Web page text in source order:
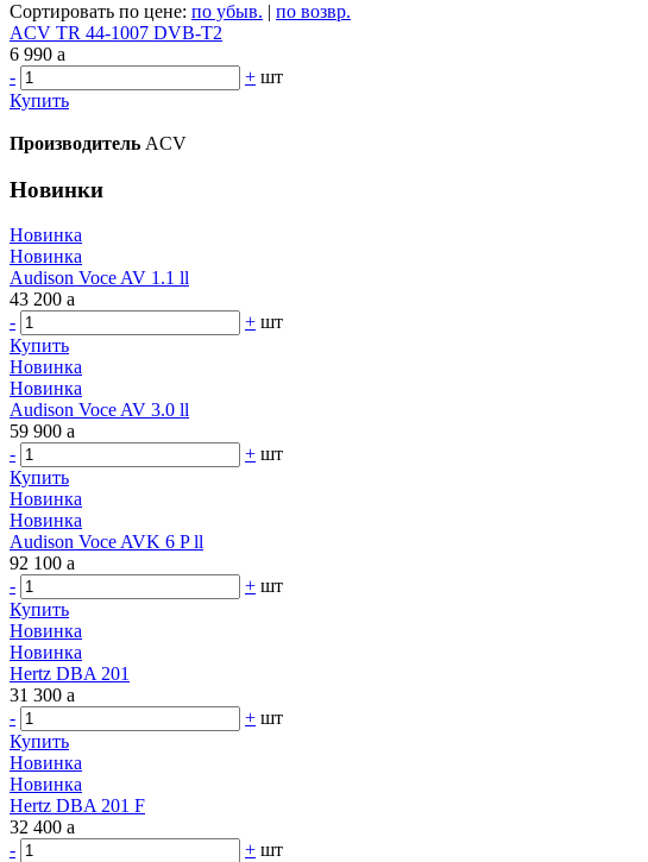
Сортировать по цене: по убыв. | по возвр.
ACV TR 44-1007 DVB-T2
6 990 a
-
+ шт
Купить
Производитель ACV
Новинки
Новинка
Новинка
Audison Voce AV 1.1 ll
43 200 a
-
+ шт
Купить
Новинка
Новинка
Audison Voce AV 3.0 ll
59 900 a
-
+ шт
Купить
Новинка
Новинка
Audison Voce AVK 6 P ll
92 100 a
-
+ шт
Купить
Новинка
Новинка
Hertz DBA 201
31 300 a
-
+ шт
Купить
Новинка
Новинка
Hertz DBA 201 F
32 400 a
-
+ шт